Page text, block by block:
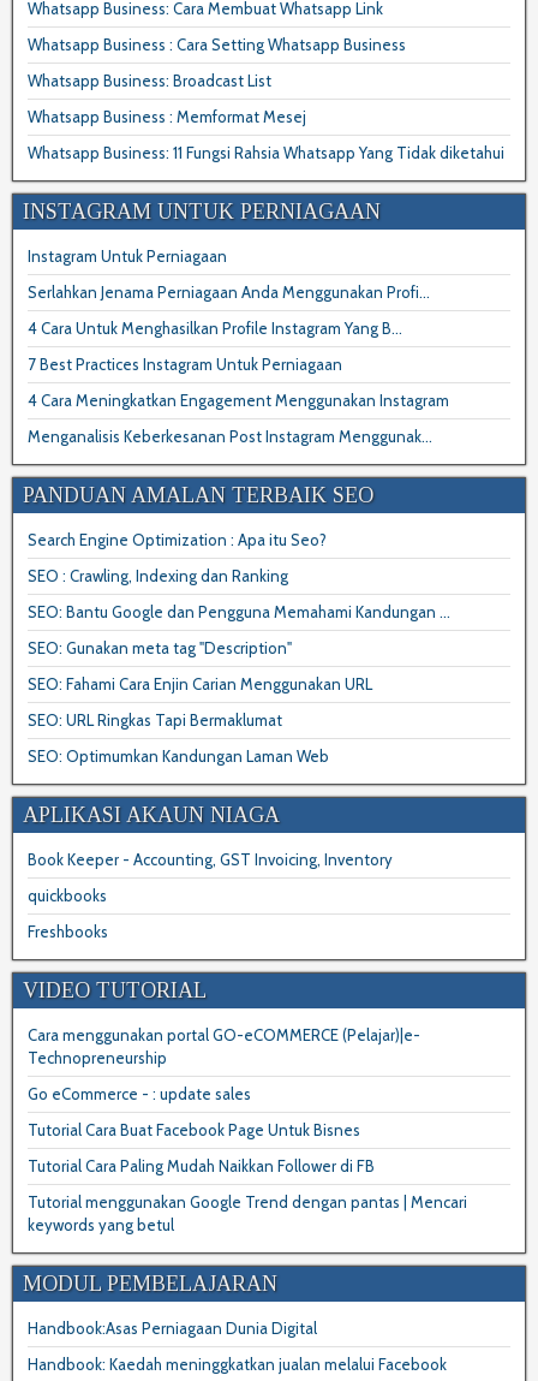
Whatsapp Business: Cara Membuat Whatsapp Link
Whatsapp Business : Cara Setting Whatsapp Business
Whatsapp Business: Broadcast List
Whatsapp Business : Memformat Mesej
Whatsapp Business: 11 Fungsi Rahsia Whatsapp Yang Tidak diketahui
INSTAGRAM UNTUK PERNIAGAAN
Instagram Untuk Perniagaan
Serlahkan Jenama Perniagaan Anda Menggunakan Profi...
4 Cara Untuk Menghasilkan Profile Instagram Yang B...
7 Best Practices Instagram Untuk Perniagaan
4 Cara Meningkatkan Engagement Menggunakan Instagram
Menganalisis Keberkesanan Post Instagram Menggunak...
PANDUAN AMALAN TERBAIK SEO
Search Engine Optimization : Apa itu Seo?
SEO : Crawling, Indexing dan Ranking
SEO: Bantu Google dan Pengguna Memahami Kandungan ...
SEO: Gunakan meta tag "Description"
SEO: Fahami Cara Enjin Carian Menggunakan URL
SEO: URL Ringkas Tapi Bermaklumat
SEO: Optimumkan Kandungan Laman Web
APLIKASI AKAUN NIAGA
Book Keeper - Accounting, GST Invoicing, Inventory
quickbooks
Freshbooks
VIDEO TUTORIAL
Cara menggunakan portal GO-eCOMMERCE (Pelajar)|e-
Technopreneurship
Go eCommerce - : update sales
Tutorial Cara Buat Facebook Page Untuk Bisnes
Tutorial Cara Paling Mudah Naikkan Follower di FB
Tutorial menggunakan Google Trend dengan pantas | Mencari
keywords yang betul
MODUL PEMBELAJARAN
Handbook:Asas Perniagaan Dunia Digital
Handbook: Kaedah meninggkatkan jualan melalui Facebook